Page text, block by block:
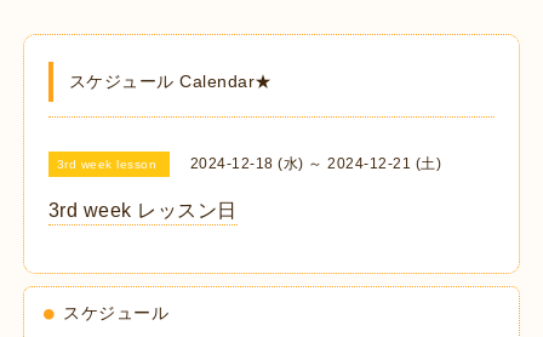
スケジュール Calendar★
3rd week lesson 2024-12-18 (水) ～ 2024-12-21 (土)
3rd week レッスン日
スケジュール